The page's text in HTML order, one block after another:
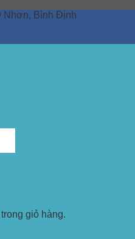
Nhơn, Bình Định
giỏ hàng.